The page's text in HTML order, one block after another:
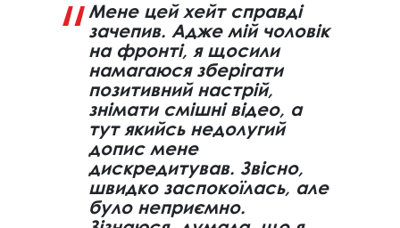
Мене цей хейт справді
зачепив. Адже мій чоловік
на фронті, я щосили
намагаюся зберігати
позитивний настрій,
знімати смішні відео, а
тут якийсь недолугий
допис мене
дискредитував. Звісно,
швидко заспокоїлась, але
було неприємно.